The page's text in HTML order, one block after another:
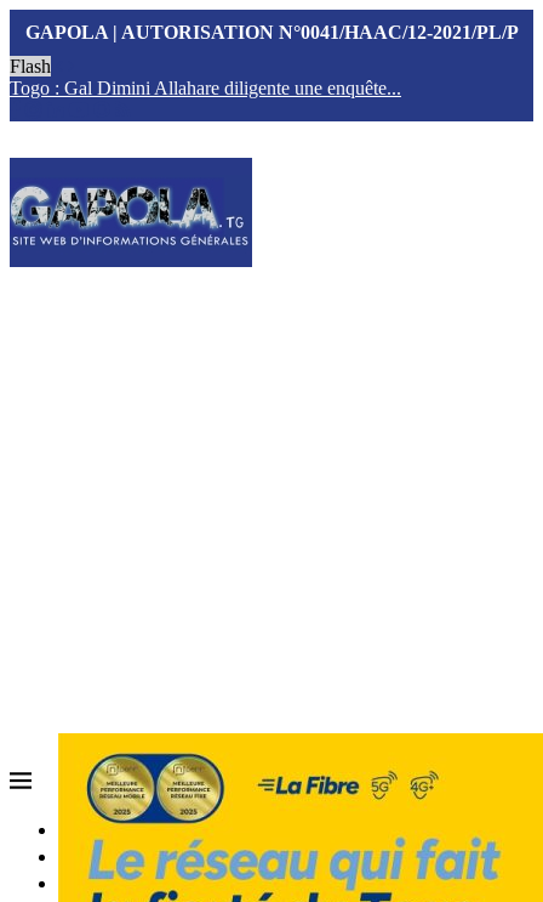
GAPOLA | AUTORISATION N°0041/HAAC/12-2021/PL/P
Flash
Togo : Gal Dimini Allahare diligente une enquête...
ACCUEIL
QUI SOMMES-NOUS?
POLITIQUE